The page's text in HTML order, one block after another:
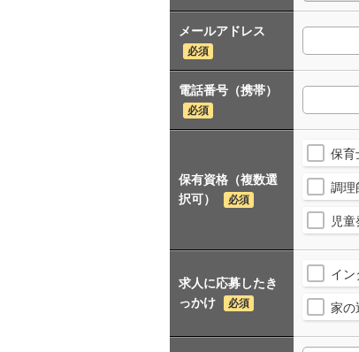
メールアドレス
必須
電話番号（携帯）
必須
保有資格（複数選
択可）
必須
保育
調理
児
求人に応募したき
っかけ
必須
イン
家の